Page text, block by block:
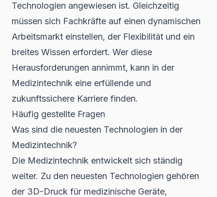
Technologien angewiesen ist. Gleichzeitig
müssen sich Fachkräfte auf einen dynamischen
Arbeitsmarkt einstellen, der Flexibilität und ein
breites Wissen erfordert. Wer diese
Herausforderungen annimmt, kann in der
Medizintechnik eine erfüllende und
zukunftssichere Karriere finden.
Häufig gestellte Fragen
Was sind die neuesten Technologien in der
Medizintechnik?
Die Medizintechnik entwickelt sich ständig
weiter. Zu den neuesten Technologien gehören
der 3D-Druck für medizinische Geräte,